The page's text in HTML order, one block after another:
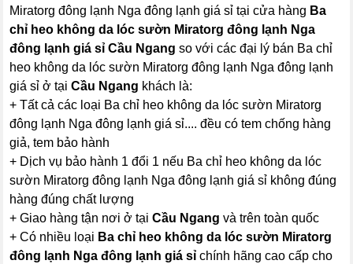
Miratorg đông lạnh Nga đông lạnh giá sỉ tại cửa hàng Ba
chỉ heo không da lóc sườn Miratorg đông lạnh Nga
đông lạnh giá sỉ Cầu Ngang so với các đại lý bán Ba chỉ
heo không da lóc sườn Miratorg đông lạnh Nga đông lạnh
giá sỉ ở tạiCầu Ngang khách là:
+ Tất cả các loại Ba chỉ heo không da lóc sườn Miratorg
đông lạnh Nga đông lạnh giá sỉ.... đều có tem chống hàng
giả, tem bảo hành
+ Dịch vụ bảo hành 1 đổi 1 nếu Ba chỉ heo không da lóc
sườn Miratorg đông lạnh Nga đông lạnh giá sỉ không đúng
hàng đúng chất lượng
+ Giao hàng tận nơi ở tạiCầu Ngang và trên toàn quốc
+ Có nhiều loại Ba chỉ heo không da lóc sườn Miratorg
đông lạnh Nga đông lạnh giá sỉ chính hãng cao cấp cho